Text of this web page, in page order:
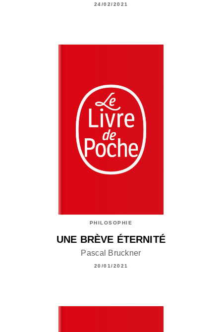
24/02/2021
PHILOSOPHIE
UNE BRÈVE ÉTERNITÉ
Pascal Bruckner
20/01/2021